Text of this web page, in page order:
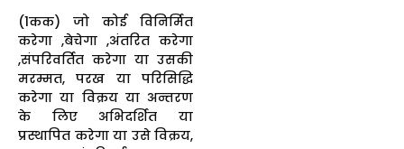
(1कक) जो कोई विनिर्मित
करेगा ,बेचेगा ,अंतरित करेगा
,संपरिवर्तित करेगा या उसकी
मरम्मत, परख या परिसिद्धि
करेगा या विक्रय या अन्तरण
के लिए अभिदर्शित या
प्रस्थापित करेगा या उसे विक्रय,